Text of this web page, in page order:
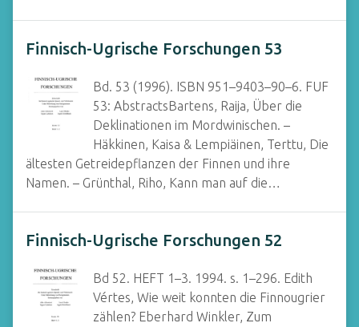
Finnisch-Ugrische Forschungen 53
Bd. 53 (1996). ISBN 951–9403–90–6. FUF
53: AbstractsBartens, Raija, Über die
Deklinationen im Mordwinischen. –
Häkkinen, Kaisa & Lempiäinen, Terttu, Die
ältesten Getreidepflanzen der Finnen und ihre
Namen. – Grünthal, Riho, Kann man auf die…
Finnisch-Ugrische Forschungen 52
Bd 52. HEFT 1–3. 1994. s. 1–296. Edith
Vértes, Wie weit konnten die Finnougrier
zählen? Eberhard Winkler, Zum